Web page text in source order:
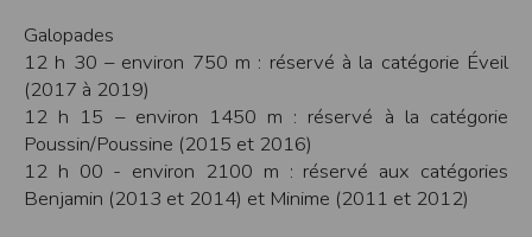
Galopades
12 h 30 – environ 750 m : réservé à la catégorie Éveil
(2017 à 2019)
12 h 15 – environ 1450 m : réservé à la catégorie
Poussin/Poussine (2015 et 2016)
12 h 00 - environ 2100 m : réservé aux catégories
Benjamin (2013 et 2014) et Minime (2011 et 2012)
L'éditeur informe que les utilisateurs du site internet www.timepulse.run
peuvent recevoir des offres les invitant à participer à des épreuves inscrites au
calendrier du site.
Sécurisation des données
Les données sont hébergées par l'hébergeur suivant
:https://www.ovh.com/fr/protection-donnees-personnelles/gdpr.xml
Toutes les communications entre votre navigateur et nos serveurs utilisent le
protocole HTTPS qui crypte les données avant qu’elles ne transitent sur le
réseau. Par ailleurs, les mots de passe ne sont pas stockés en clair dans notre